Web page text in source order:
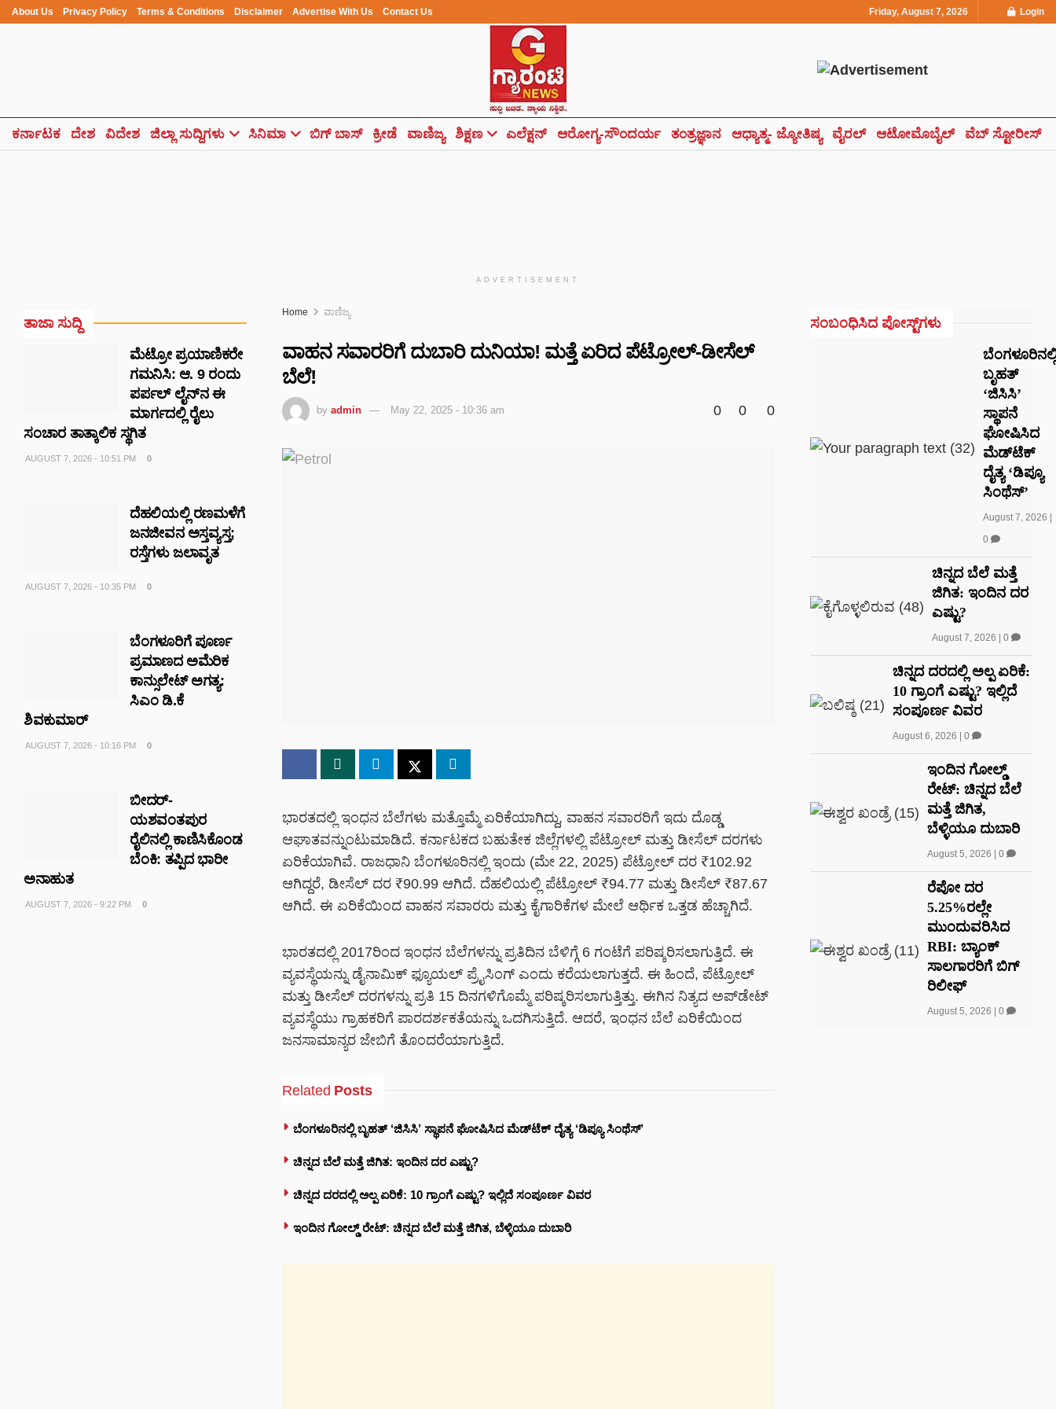
About Us Privacy Policy Terms & Conditions Disclaimer Advertise With Us Contact Us Friday, August 7, 2026 Login
ಕರ್ನಾಟಕ ದೇಶ ವಿದೇಶ ಜಿಲ್ಲಾ ಸುದ್ದಿಗಳು ಸಿನಿಮಾ ಬಿಗ್ ಬಾಸ್ ಕ್ರೀಡೆ ವಾಣಿಜ್ಯ ಶಿಕ್ಷಣ ಎಲೆಕ್ಷನ್ ಆರೋಗ್ಯ-ಸೌಂದರ್ಯ ತಂತ್ರಜ್ಞಾನ ಆಧ್ಯಾತ್ಮ- ಜ್ಯೋತಿಷ್ಯ ವೈರಲ್ ಆಟೋಮೊಬೈಲ್ ವೆಬ್ ಸ್ಟೋರೀಸ್
ADVERTISEMENT
Home ವಾಣಿಜ್ಯ
ವಾಹನ ಸವಾರರಿಗೆ ದುಬಾರಿ ದುನಿಯಾ! ಮತ್ತೆ ಏರಿದ ಪೆಟ್ರೋಲ್-ಡೀಸೆಲ್
ಬೆಲೆ!
by admin May 22, 2025 - 10:36 am 0 0 0
ಭಾರತದಲ್ಲಿ ಇಂಧನ ಬೆಲೆಗಳು ಮತ್ತೊಮ್ಮೆ ಏರಿಕೆಯಾಗಿದ್ದು, ವಾಹನ ಸವಾರರಿಗೆ ಇದು ದೊಡ್ಡ
ಆಘಾತವನ್ನುಂಟುಮಾಡಿದೆ. ಕರ್ನಾಟಕದ ಬಹುತೇಕ ಜಿಲ್ಲೆಗಳಲ್ಲಿ ಪೆಟ್ರೋಲ್ ಮತ್ತು ಡೀಸೆಲ್ ದರಗಳು
ಏರಿಕೆಯಾಗಿವೆ. ರಾಜಧಾನಿ ಬೆಂಗಳೂರಿನಲ್ಲಿ ಇಂದು (ಮೇ 22, 2025) ಪೆಟ್ರೋಲ್ ದರ ₹102.92
ಆಗಿದ್ದರೆ, ಡೀಸೆಲ್ ದರ ₹90.99 ಆಗಿದೆ. ದೆಹಲಿಯಲ್ಲಿ ಪೆಟ್ರೋಲ್ ₹94.77 ಮತ್ತು ಡೀಸೆಲ್ ₹87.67
ಆಗಿದೆ. ಈ ಏರಿಕೆಯಿಂದ ವಾಹನ ಸವಾರರು ಮತ್ತು ಕೈಗಾರಿಕೆಗಳ ಮೇಲೆ ಆರ್ಥಿಕ ಒತ್ತಡ ಹೆಚ್ಚಾಗಿದೆ.
ಭಾರತದಲ್ಲಿ 2017ರಿಂದ ಇಂಧನ ಬೆಲೆಗಳನ್ನು ಪ್ರತಿದಿನ ಬೆಳಿಗ್ಗೆ 6 ಗಂಟೆಗೆ ಪರಿಷ್ಕರಿಸಲಾಗುತ್ತಿದೆ. ಈ
ವ್ಯವಸ್ಥೆಯನ್ನು ಡೈನಾಮಿಕ್ ಫ್ಯೂಯಲ್ ಪ್ರೈಸಿಂಗ್ ಎಂದು ಕರೆಯಲಾಗುತ್ತದೆ. ಈ ಹಿಂದೆ, ಪೆಟ್ರೋಲ್
ಮತ್ತು ಡೀಸೆಲ್ ದರಗಳನ್ನು ಪ್ರತಿ 15 ದಿನಗಳಿಗೊಮ್ಮೆ ಪರಿಷ್ಕರಿಸಲಾಗುತ್ತಿತ್ತು. ಈಗಿನ ನಿತ್ಯದ ಅಪ್‌ಡೇಟ್
ವ್ಯವಸ್ಥೆಯು ಗ್ರಾಹಕರಿಗೆ ಪಾರದರ್ಶಕತೆಯನ್ನು ಒದಗಿಸುತ್ತಿದೆ. ಆದರೆ, ಇಂಧನ ಬೆಲೆ ಏರಿಕೆಯಿಂದ
ಜನಸಾಮಾನ್ಯರ ಜೇಬಿಗೆ ತೊಂದರೆಯಾಗುತ್ತಿದೆ.
Related Posts
ಬೆಂಗಳೂರಿನಲ್ಲಿ ಬೃಹತ್ ‘ಜಿಸಿಸಿ’ ಸ್ಥಾಪನೆ ಘೋಷಿಸಿದ ಮೆಡ್‌ಟೆಕ್‌ ದೈತ್ಯ ‘ಡಿಪ್ಯೂ ಸಿಂಥೆಸ್’
ಚಿನ್ನದ ಬೆಲೆ ಮತ್ತೆ ಜಿಗಿತ: ಇಂದಿನ ದರ ಎಷ್ಟು?
ಚಿನ್ನದ ದರದಲ್ಲಿ ಅಲ್ಪ ಏರಿಕೆ: 10 ಗ್ರಾಂಗೆ ಎಷ್ಟು? ಇಲ್ಲಿದೆ ಸಂಪೂರ್ಣ ವಿವರ
ಇಂದಿನ ಗೋಲ್ಡ್ ರೇಟ್: ಚಿನ್ನದ ಬೆಲೆ ಮತ್ತೆ ಜಿಗಿತ, ಬೆಳ್ಳಿಯೂ ದುಬಾರಿ
ತಾಜಾ ಸುದ್ದಿ
ಮೆಟ್ರೋ ಪ್ರಯಾಣಿಕರೇ
ಗಮನಿಸಿ: ಆ. 9 ರಂದು
ಪರ್ಪಲ್ ಲೈನ್‌ನ ಈ
ಮಾರ್ಗದಲ್ಲಿ ರೈಲು
ಸಂಚಾರ ತಾತ್ಕಾಲಿಕ ಸ್ಥಗಿತ
AUGUST 7, 2026 - 10:51 PM 0
ದೆಹಲಿಯಲ್ಲಿ ರಣಮಳೆಗೆ
ಜನಜೀವನ ಅಸ್ತವ್ಯಸ್ತ;
ರಸ್ತೆಗಳು ಜಲಾವೃತ
AUGUST 7, 2026 - 10:35 PM 0
ಬೆಂಗಳೂರಿಗೆ ಪೂರ್ಣ
ಪ್ರಮಾಣದ ಅಮೆರಿಕ
ಕಾನ್ಸುಲೇಟ್ ಅಗತ್ಯ:
ಸಿಎಂ ಡಿ.ಕೆ
ಶಿವಕುಮಾರ್
AUGUST 7, 2026 - 10:16 PM 0
ಬೀದರ್-
ಯಶವಂತಪುರ
ರೈಲಿನಲ್ಲಿ ಕಾಣಿಸಿಕೊಂಡ
ಬೆಂಕಿ: ತಪ್ಪಿದ ಭಾರೀ
ಅನಾಹುತ
AUGUST 7, 2026 - 9:22 PM 0
ಸಂಬಂಧಿಸಿದ ಪೋಸ್ಟ್‌ಗಳು
ಬೃಹತ್
‘ಜಿಸಿಸಿ’
ಸ್ಥಾಪನೆ
ಘೋಷಿಸಿದ
ಮೆಡ್‌ಟೆಕ್‌
ದೈತ್ಯ ‘ಡಿಪ್ಯೂ
ಸಿಂಥೆಸ್’
August 7, 2026
0
ಚಿನ್ನದ ಬೆಲೆ ಮತ್ತೆ
ಜಿಗಿತ: ಇಂದಿನ ದರ
ಎಷ್ಟು?
August 7, 2026 0
ಚಿನ್ನದ ದರದಲ್ಲಿ ಅಲ್ಪ ಏರಿಕೆ:
10 ಗ್ರಾಂಗೆ ಎಷ್ಟು? ಇಲ್ಲಿದೆ
ಸಂಪೂರ್ಣ ವಿವರ
August 6, 2026 0
ಇಂದಿನ ಗೋಲ್ಡ್
ರೇಟ್: ಚಿನ್ನದ ಬೆಲೆ
ಮತ್ತೆ ಜಿಗಿತ,
ಬೆಳ್ಳಿಯೂ ದುಬಾರಿ
August 5, 2026 0
ರೆಪೋ ದರ
5.25%ರಲ್ಲೇ
ಮುಂದುವರಿಸಿದ
RBI: ಬ್ಯಾಂಕ್‌
ಸಾಲಗಾರರಿಗೆ ಬಿಗ್‌
ರಿಲೀಫ್‌
August 5, 2026 0